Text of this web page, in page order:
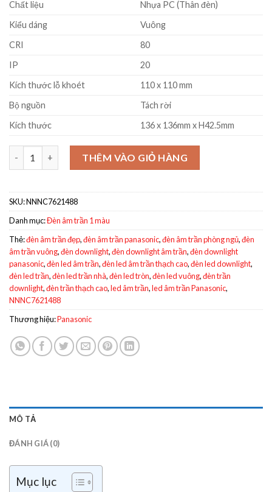
Chất liệu
Nhựa PC (Thân đèn)
Kiểu dáng
Vuông
CRI
80
IP
20
Kích thước lỗ khoét
110 x 110 mm
Bộ nguồn
Tách rời
Kích thước
136 x 136mm x H42.5mm
Đèn LED âm trần vuông Panasonic NNNC7621488 12W trắng
THÊM VÀO GIỎ HÀNG
SKU:NNNC7621488
Danh mục:Đèn âm trần 1 màu
Thẻ:đèn âm trần đẹp,đèn âm trần panasonic,đèn âm trần phòng ngủ,đèn
âm trần vuông,đèn downlight,đèn downlight âm trần,đèn downlight
panasonic,đèn led âm trần,đèn led âm trần thạch cao,đèn led downlight,
đèn led trần,đèn led trần nhà,đèn led tròn,đèn led vuông,đèn trần
downlight,đèn trần thạch cao,led âm trần,led âm trần Panasonic,
NNNC7621488
Thương hiệu:Panasonic
MÔ TẢ
ĐÁNH GIÁ (0)
Mục lục